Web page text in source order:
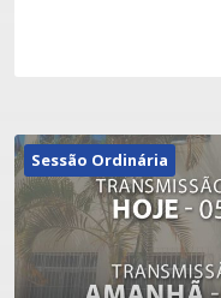
Sessão Ordinária